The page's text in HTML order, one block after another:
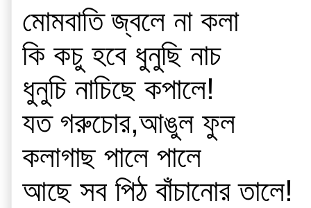
মোমবাতি জ্বলে না কলা
কি কচু হবে ধুনুছি নাচ
ধুনুচি নাচিছে কপালে!
যত গরুচোর,আঙুল ফুল
কলাগাছ পালে পালে
আছে সব পিঠ বাঁচানোর তালে!